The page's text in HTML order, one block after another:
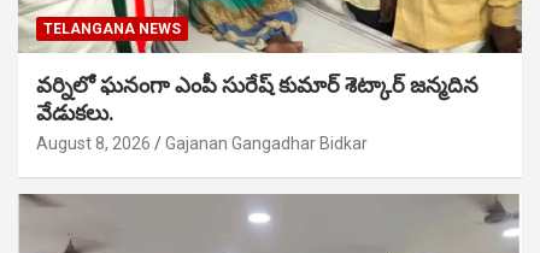
TELANGANA NEWS
వర్నిలో ఘనంగా ఎంపీ సురేష్ కుమార్ శెట్కార్ జన్మదిన
వేడుకలు.
August 8, 2026 Gajanan Gangadhar Bidkar